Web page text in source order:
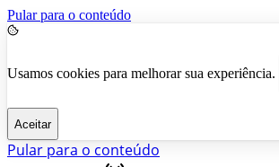
Pular para o conteúdo
Usamos cookies para melhorar sua experiência.
Aceitar
Pular para o conteúdo